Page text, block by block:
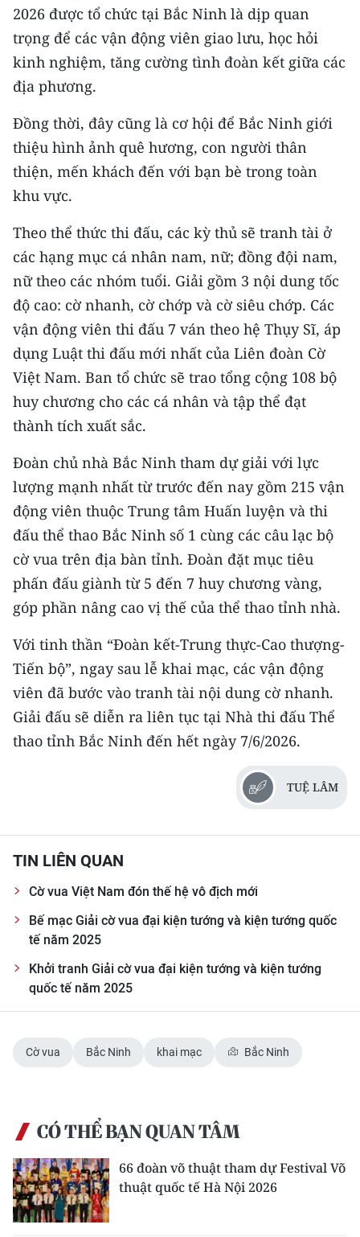
Media Khoa học - Công nghệ
Media Môi trường
Ảnh
Infographic
TIN MỚI
TIN ĐỊA PHƯƠNG
Trung du và miền núi phía Bắc
Đồng bằng sông Hồng
Bắc Trung Bộ
Duyên hải Nam Trung Bộ và Tây
Nguyên
Đông Nam Bộ
Chuyên trang Hà Nội
Chuyên trang TP. Hồ Chí Minh
CHUYÊN ĐỀ
CÁC CHUYÊN TRANG
VỀ BÁO NHÂN DÂN
THỜI NAY
NHÂN DÂN CUỐI TUẦN
ĐỌC BÁO IN
ENGLISH
中文
FRANÇAIS
2026 được tổ chức tại Bắc Ninh là dịp quan
trọng để các vận động viên giao lưu, học hỏi
kinh nghiệm, tăng cường tình đoàn kết giữa các
địa phương.
Đồng thời, đây cũng là cơ hội để Bắc Ninh giới
thiệu hình ảnh quê hương, con người thân
thiện, mến khách đến với bạn bè trong toàn
khu vực.
Theo thể thức thi đấu, các kỳ thủ sẽ tranh tài ở
các hạng mục cá nhân nam, nữ; đồng đội nam,
nữ theo các nhóm tuổi. Giải gồm 3 nội dung tốc
độ cao: cờ nhanh, cờ chớp và cờ siêu chớp. Các
vận động viên thi đấu 7 ván theo hệ Thụy Sĩ, áp
dụng Luật thi đấu mới nhất của Liên đoàn Cờ
Việt Nam. Ban tổ chức sẽ trao tổng cộng 108 bộ
huy chương cho các cá nhân và tập thể đạt
thành tích xuất sắc.
Đoàn chủ nhà Bắc Ninh tham dự giải với lực
lượng mạnh nhất từ trước đến nay gồm 215 vận
động viên thuộc Trung tâm Huấn luyện và thi
đấu thể thao Bắc Ninh số 1 cùng các câu lạc bộ
cờ vua trên địa bàn tỉnh. Đoàn đặt mục tiêu
phấn đấu giành từ 5 đến 7 huy chương vàng,
góp phần nâng cao vị thế của thể thao tỉnh nhà.
Với tinh thần “Đoàn kết-Trung thực-Cao thượng-
Tiến bộ”, ngay sau lễ khai mạc, các vận động
viên đã bước vào tranh tài nội dung cờ nhanh.
Giải đấu sẽ diễn ra liên tục tại Nhà thi đấu Thể
thao tỉnh Bắc Ninh đến hết ngày 7/6/2026.
TUỆ LÂM
TIN LIÊN QUAN
Cờ vua Việt Nam đón thế hệ vô địch mới
Bế mạc Giải cờ vua đại kiện tướng và kiện tướng quốc
tế năm 2025
Khởi tranh Giải cờ vua đại kiện tướng và kiện tướng
quốc tế năm 2025
Cờ vua Bắc Ninh khai mạc Bắc Ninh
CÓ THỂ BẠN QUAN TÂM
66 đoàn võ thuật tham dự Festival Võ
thuật quốc tế Hà Nội 2026